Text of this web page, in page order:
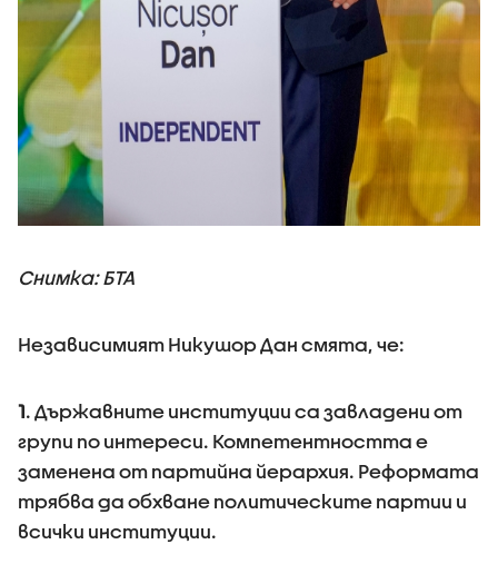
Снимка: БТА
Независимият Никушор Дан смята, че:
1. Държавните институции са завладени от
групи по интереси. Компетентността е
заменена от партийна йерархия. Реформата
трябва да обхване политическите партии и
всички институции.